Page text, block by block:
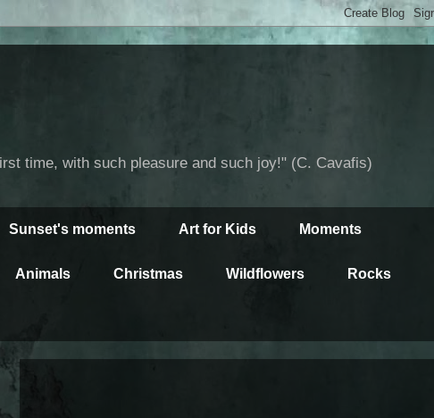
time, with such pleasure and such joy!" (C. Cavafis)
Sunset's moments Art for Kids Moments
Animals Christmas Wildflowers Rocks